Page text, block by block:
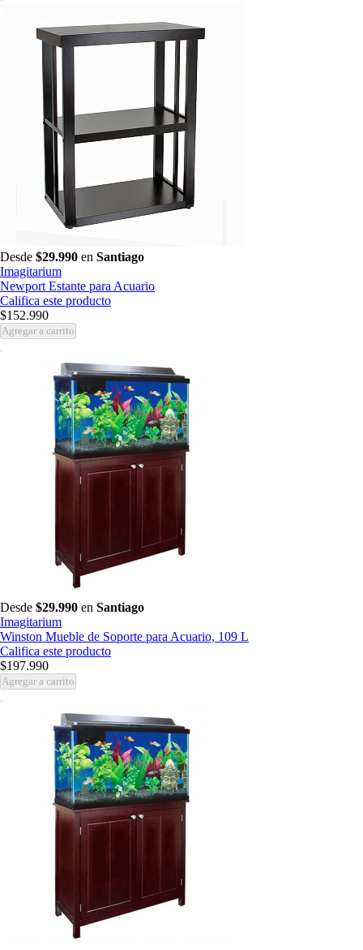
Desde $29.990 en Santiago
Imagitarium
Newport Estante para Acuario
Califica este producto
$152.990
Agregar a carrito
Desde $29.990 en Santiago
Imagitarium
Winston Mueble de Soporte para Acuario, 109 L
Califica este producto
$197.990
Agregar a carrito